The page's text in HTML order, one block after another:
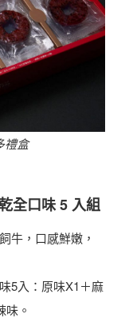
禮盒
全口味 5 入組
牛，口感鮮嫩，
5入：原味X1＋麻
。